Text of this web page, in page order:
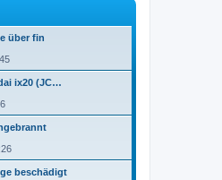
i
t
a
g
über fin
ix20 (JC…
beschädigt